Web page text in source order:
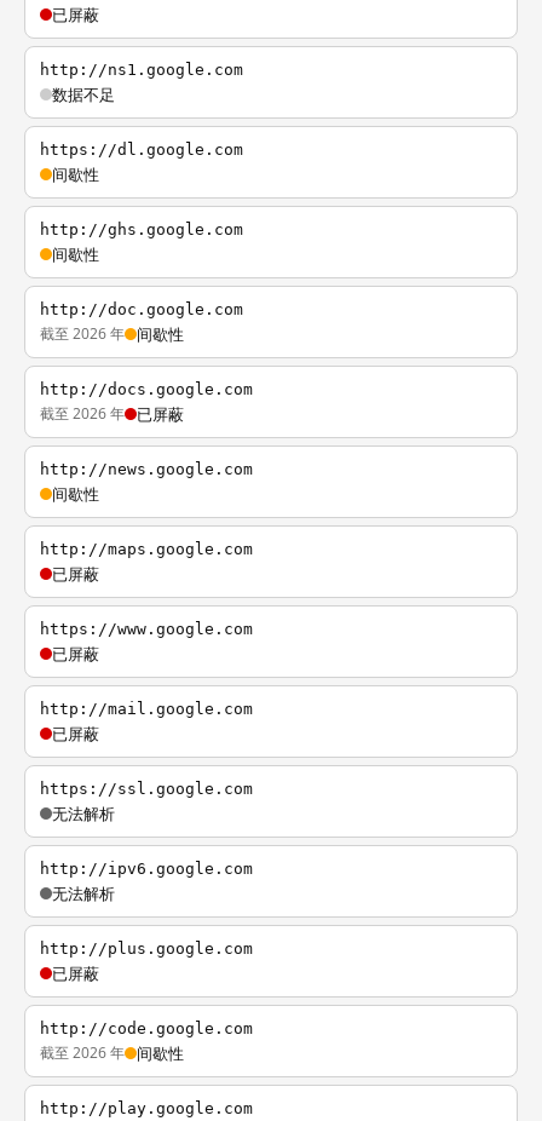
已屏蔽
http://ns1.google.com
数据不足
https://dl.google.com
间歇性
http://ghs.google.com
间歇性
http://doc.google.com
截至 2026 年 间歇性
http://docs.google.com
截至 2026 年 已屏蔽
http://news.google.com
间歇性
http://maps.google.com
已屏蔽
https://www.google.com
已屏蔽
http://mail.google.com
已屏蔽
https://ssl.google.com
无法解析
http://ipv6.google.com
无法解析
http://plus.google.com
已屏蔽
http://code.google.com
截至 2026 年 间歇性
http://play.google.com